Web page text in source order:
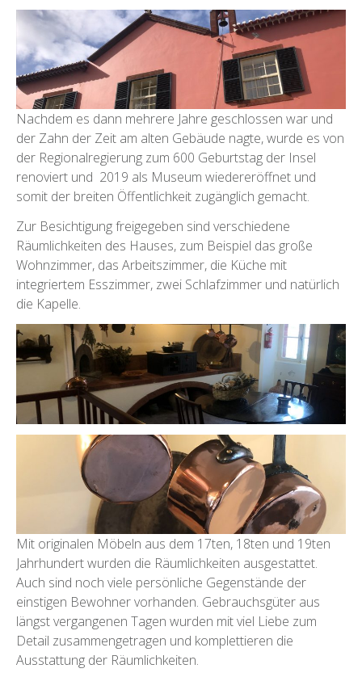
Nachdem es dann mehrere Jahre geschlossen war und
der Zahn der Zeit am alten Gebäude nagte, wurde es von
der Regionalregierung zum 600 Geburtstag der Insel
renoviert und 2019 als Museum wiedereröffnet und
somit der breiten Öffentlichkeit zugänglich gemacht.
Zur Besichtigung freigegeben sind verschiedene
Räumlichkeiten des Hauses, zum Beispiel das große
Wohnzimmer, das Arbeitszimmer, die Küche mit
integriertem Esszimmer, zwei Schlafzimmer und natürlich
die Kapelle.
Mit originalen Möbeln aus dem 17ten, 18ten und 19ten
Jahrhundert wurden die Räumlichkeiten ausgestattet.
Auch sind noch viele persönliche Gegenstände der
einstigen Bewohner vorhanden. Gebrauchsgüter aus
längst vergangenen Tagen wurden mit viel Liebe zum
Detail zusammengetragen und komplettieren die
Ausstattung der Räumlichkeiten.